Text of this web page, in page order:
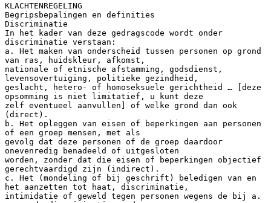
KLACHTENREGELING
Begripsbepalingen en definities
Discriminatie
In het kader van deze gedragscode wordt onder
discriminatie verstaan:
a. Het maken van onderscheid tussen personen op grond
van ras, huidskleur, afkomst,
nationale of etnische afstamming, godsdienst,
levensovertuiging, politieke gezindheid,
geslacht, hetero- of homoseksuele gerichtheid … [deze
opsomming is niet limitatief, u kunt deze
zelf eventueel aanvullen] of welke grond dan ook
(direct).
b. Het opleggen van eisen of beperkingen aan personen
of een groep mensen, met als
gevolg dat deze personen of de groep daardoor
onevenredig benadeeld of uitgesloten
worden, zonder dat die eisen of beperkingen objectief
gerechtvaardigd zijn (indirect).
c. Het (mondeling of bij geschrift) beledigen van en
het aanzetten tot haat, discriminatie,
intimidatie of geweld tegen personen wegens de bij a.